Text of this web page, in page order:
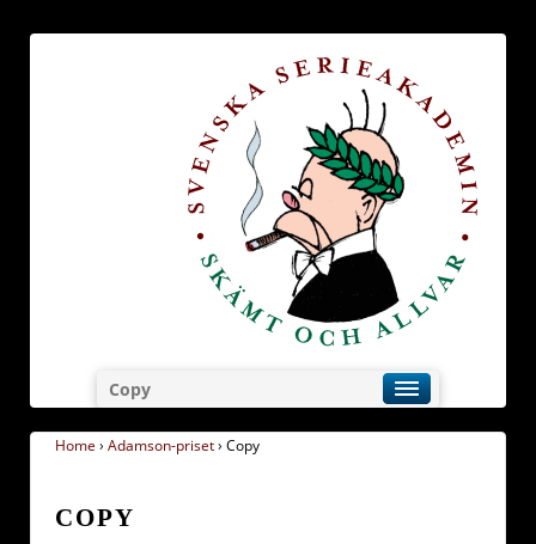
Copy
Home › Adamson-priset› Copy
COPY